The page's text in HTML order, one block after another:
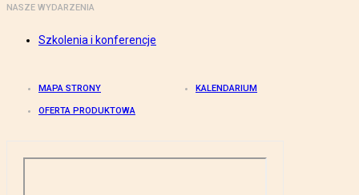
NASZE WYDARZENIA
Szkolenia i konferencje
MAPA STRONY KALENDARIUM
OFERTA PRODUKTOWA